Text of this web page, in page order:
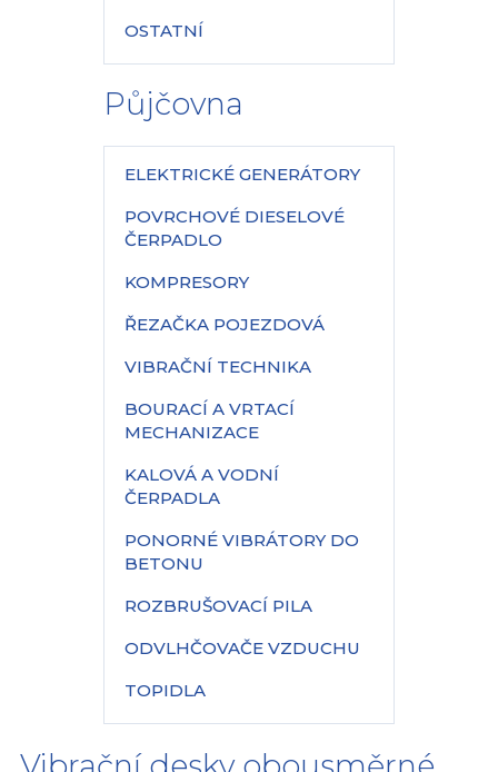
OSTATNÍ
Půjčovna
ELEKTRICKÉ GENERÁTORY
POVRCHOVÉ DIESELOVÉ
ČERPADLO
KOMPRESORY
ŘEZAČKA POJEZDOVÁ
VIBRAČNÍ TECHNIKA
BOURACÍ A VRTACÍ
MECHANIZACE
KALOVÁ A VODNÍ
ČERPADLA
PONORNÉ VIBRÁTORY DO
BETONU
ROZBRUŠOVACÍ PILA
ODVLHČOVAČE VZDUCHU
TOPIDLA